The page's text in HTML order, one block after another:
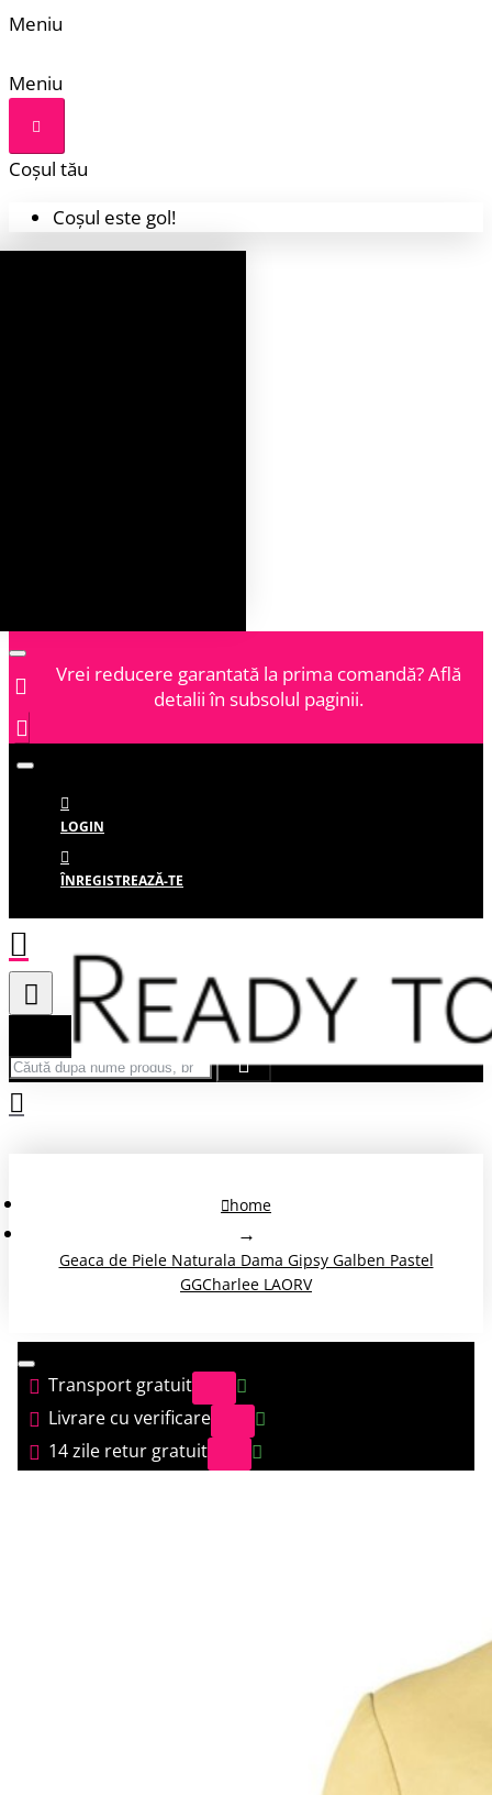
Meniu
Meniu
Coșul tău
Coșul este gol!
Vrei reducere garantată la prima comandă? Află
detalii în subsolul paginii.
LOGIN
ÎNREGISTREAZĂ-TE
Căută după nume produs, brand...
home
Geaca de Piele Naturala Dama Gipsy Galben Pastel
GGCharlee LAORV
Transport gratuit
Livrare cu verificare
14 zile retur gratuit